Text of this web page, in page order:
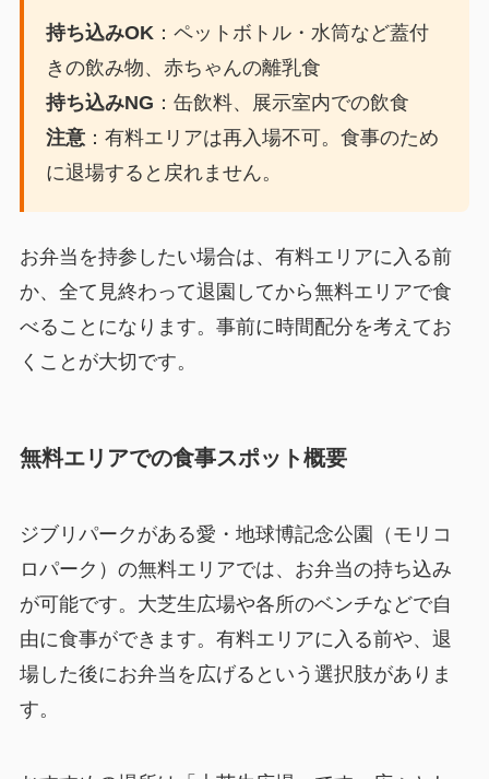
持ち込みOK：ペットボトル・水筒など蓋付
きの飲み物、赤ちゃんの離乳食
持ち込みNG ：缶飲料、展示室内での飲食
注意：有料エリアは再入場不可。食事のため
に退場すると戻れません。
お弁当を持参したい場合は、有料エリアに入る前
か、全て見終わって退園してから無料エリアで食
べることになります。事前に時間配分を考えてお
くことが大切です。
無料エリアでの食事スポット概要
ジブリパークがある愛・地球博記念公園（モリコ
ロパーク）の無料エリアでは、お弁当の持ち込み
が可能です。大芝生広場や各所のベンチなどで自
由に食事ができます。有料エリアに入る前や、退
場した後にお弁当を広げるという選択肢がありま
す。